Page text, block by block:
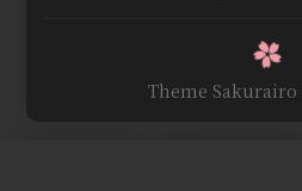
Theme Sakurairo